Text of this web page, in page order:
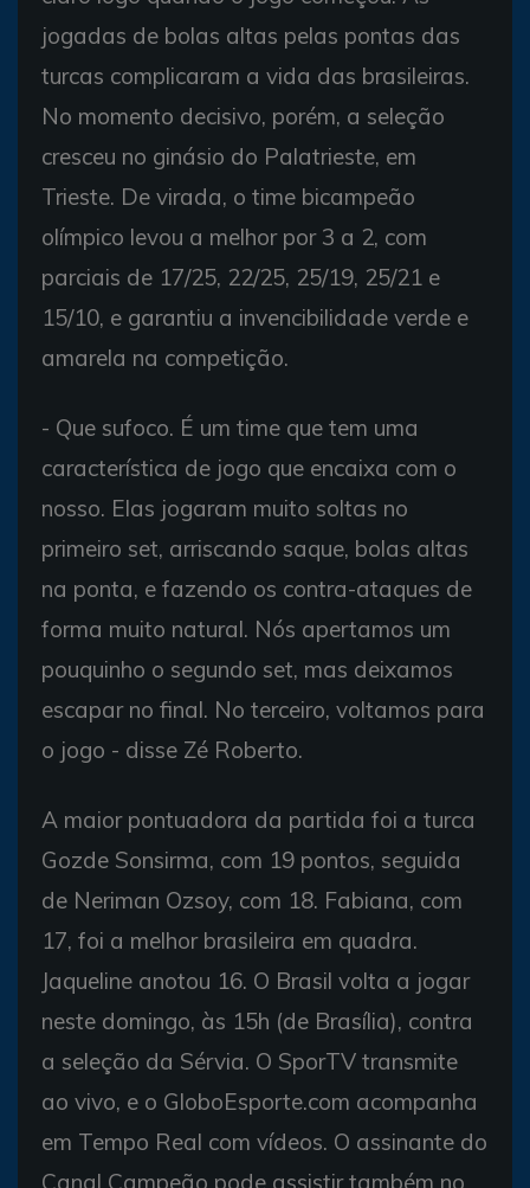
jogadas de bolas altas pelas pontas das
turcas complicaram a vida das brasileiras.
No momento decisivo, porém, a seleção
cresceu no ginásio do Palatrieste, em
Trieste. De virada, o time bicampeão
olímpico levou a melhor por 3 a 2, com
parciais de 17/25, 22/25, 25/19, 25/21 e
15/10, e garantiu a invencibilidade verde e
amarela na competição.
- Que sufoco. É um time que tem uma
característica de jogo que encaixa com o
nosso. Elas jogaram muito soltas no
primeiro set, arriscando saque, bolas altas
na ponta, e fazendo os contra-ataques de
forma muito natural. Nós apertamos um
pouquinho o segundo set, mas deixamos
escapar no final. No terceiro, voltamos para
o jogo - disse Zé Roberto.
A maior pontuadora da partida foi a turca
Gozde Sonsirma, com 19 pontos, seguida
de Neriman Ozsoy, com 18. Fabiana, com
17, foi a melhor brasileira em quadra.
Jaqueline anotou 16. O Brasil volta a jogar
neste domingo, às 15h (de Brasília), contra
a seleção da Sérvia. O SporTV transmite
ao vivo, e o GloboEsporte.com acompanha
em Tempo Real com vídeos. O assinante do
Canal Campeão pode assistir também no